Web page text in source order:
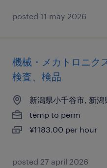
posted 11 may 2026
機械・メカトロニク
検査、検品
新潟県小千谷市, 新潟
temp to perm
¥1183.00 per hour
posted 27 april 2026